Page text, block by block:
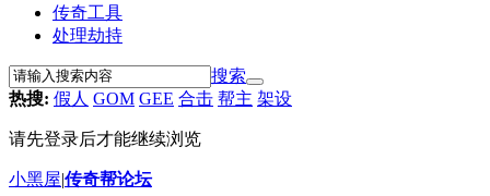
传奇工具
处理劫持
搜索
热搜: 假人 GOM GEE 合击 帮主 架设
请先登录后才能继续浏览
小黑屋|传奇帮论坛